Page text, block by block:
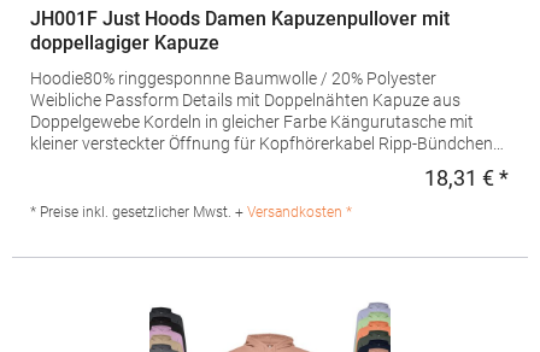
JH001F Just Hoods Damen Kapuzenpullover mit
doppellagiger Kapuze
Hoodie80% ringgesponnne Baumwolle / 20% Polyester
Weibliche Passform Details mit Doppelnähten Kapuze aus
Doppelgewebe Kordeln in gleicher Farbe Kängurutasche mit
kleiner versteckter Öffnung für Kopfhörerkabel Ripp-Bündchen
g/m²Materialzusammensetzung: 80% Baumwolle / 20%
Kingsfordweg 151, 1043GR Amsterdam Niederlande E-Mail:
18,31 € *
* Preise inkl. gesetzlicher Mwst. + Versandkosten *